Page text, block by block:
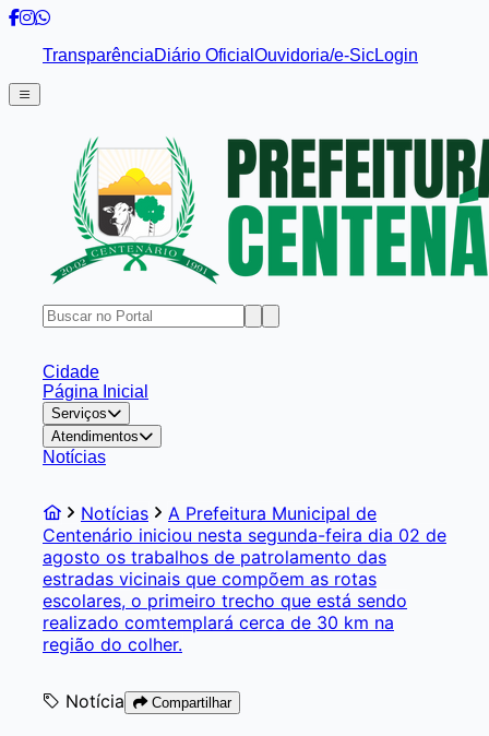
TransparênciaDiário Oficial Ouvidoria/e-SicLogin
Cidade
Página Inicial
Serviços
Atendimentos
Notícias
Notícias
A Prefeitura Municipal de
Centenário iniciou nesta segunda-feira dia 02 de
agosto os trabalhos de patrolamento das
estradas vicinais que compõem as rotas
escolares, o primeiro trecho que está sendo
realizado comtemplará cerca de 30 km na
região do colher.
Notícia Compartilhar